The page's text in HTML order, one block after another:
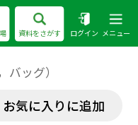
資料をさがす ログイン メニュー
ッグ）
お気に入りに追加